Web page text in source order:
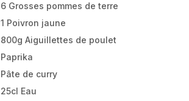
6 Grosses pommes de terre
1 Poivron jaune
800g Aiguillettes de poulet
Paprika
Pâte de curry
25cl Eau